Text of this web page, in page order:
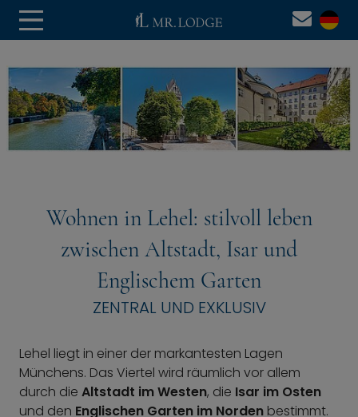
Wohnen in Lehel: stilvoll leben
zwischen Altstadt, Isar und
Englischem Garten
ZENTRAL UND EXKLUSIV
Lehel liegt in einer der markantesten Lagen
Münchens. Das Viertel wird räumlich vor allem
durch die Altstadt im Westen, die Isar im Osten
und den Englischen Garten im Norden bestimmt.